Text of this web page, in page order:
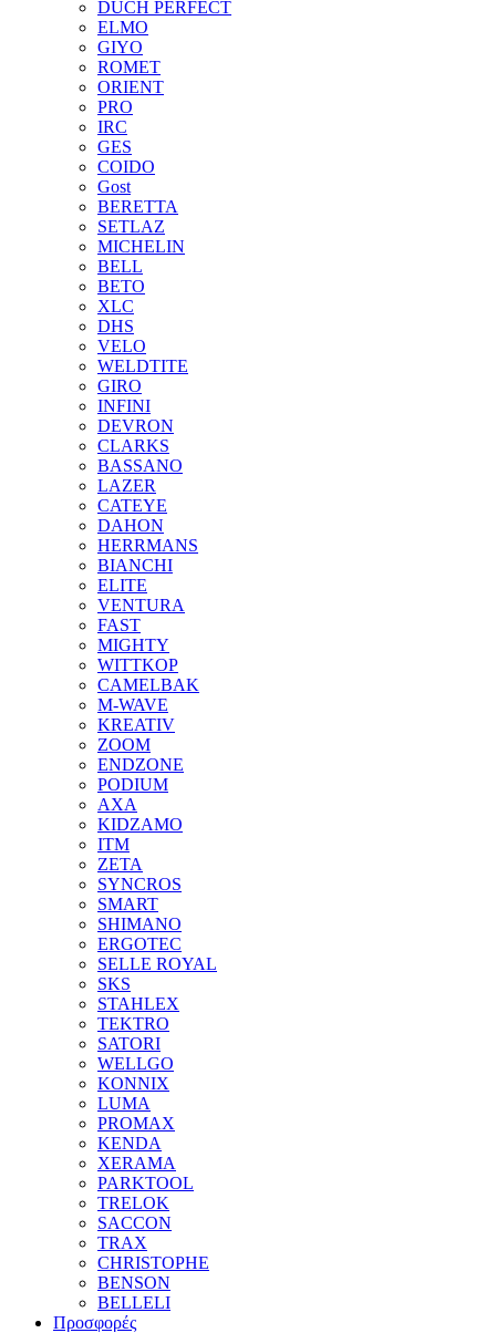
DUCH PERFECT
ELMO
GIYO
ROMET
ORIENT
PRO
IRC
GES
COIDO
Gost
BERETTA
SETLAZ
MICHELIN
BELL
BETO
XLC
DHS
VELO
WELDTITE
GIRO
INFINI
DEVRON
CLARKS
BASSANO
LAZER
CATEYE
DAHON
HERRMANS
BIANCHI
ELITE
VENTURA
FAST
MIGHTY
WITTKOP
CAMELBAK
M-WAVE
KREATIV
ZOOM
ENDZONE
PODIUM
AXA
KIDZAMO
ITM
ZETA
SYNCROS
SMART
SHIMANO
ERGOTEC
SELLE ROYAL
SKS
STAHLEX
TEKTRO
SATORI
WELLGO
KONNIX
LUMA
PROMAX
KENDA
XERAMA
PARKTOOL
TRELOK
SACCON
TRAX
CHRISTOPHE
BENSON
BELLELI
Προσφορές